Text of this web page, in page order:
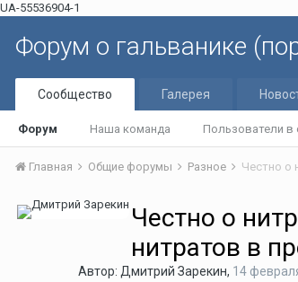
UA-55536904-1
Форум о гальванике
Сообщество
Форум Наша команда Пользователи в
Галерея
Главная Общие форумы Разное
Честно о
нитратов в
Автор: Дмитрий Зарекин, 14